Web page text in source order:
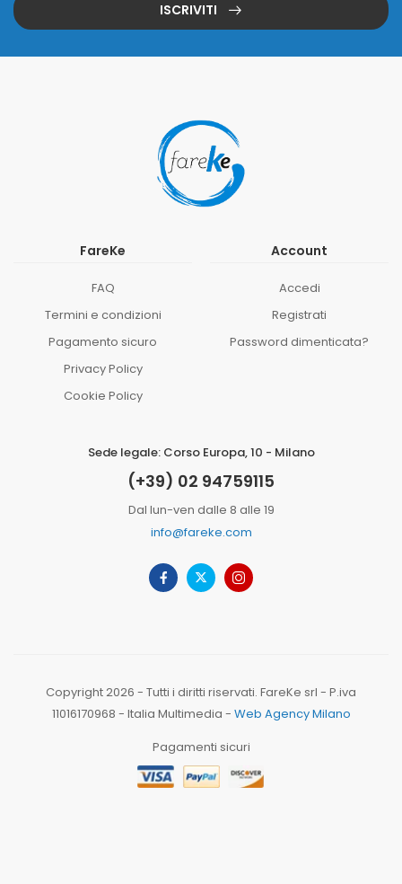
ISCRIVITI
FareKe
FAQ
Termini e condizioni
Pagamento sicuro
Privacy Policy
Cookie Policy
Account
Accedi
Registrati
Password dimenticata?
Sede legale: Corso Europa, 10 - Milano
(+39) 02 94759115
Dal lun-ven dalle 8 alle 19
info@fareke.com
Copyright 2026 - Tutti i diritti riservati. FareKe srl - P.iva
11016170968 - Italia Multimedia - Web Agency Milano
Pagamenti sicuri